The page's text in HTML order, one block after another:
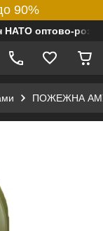
90%
НАТО оптово-
ПОЖЕЖНА